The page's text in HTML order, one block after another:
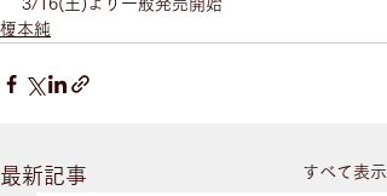
3/16(土)より一般発売開始
榎本純
最新記事 すべて表示